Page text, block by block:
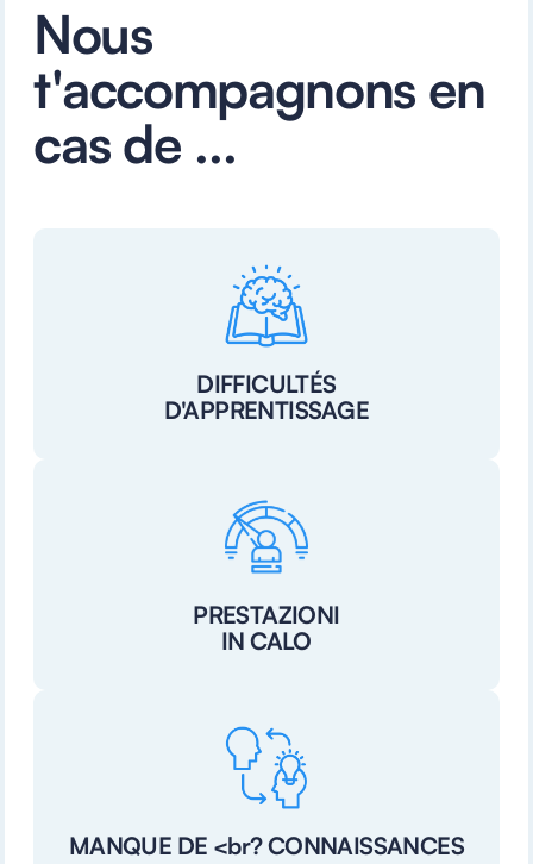
Nous
t'accompagnons en
cas de ...
DIFFICULTÉS
D'APPRENTISSAGE
PRESTAZIONI
IN CALO
MANQUE DE <br? CONNAISSANCES